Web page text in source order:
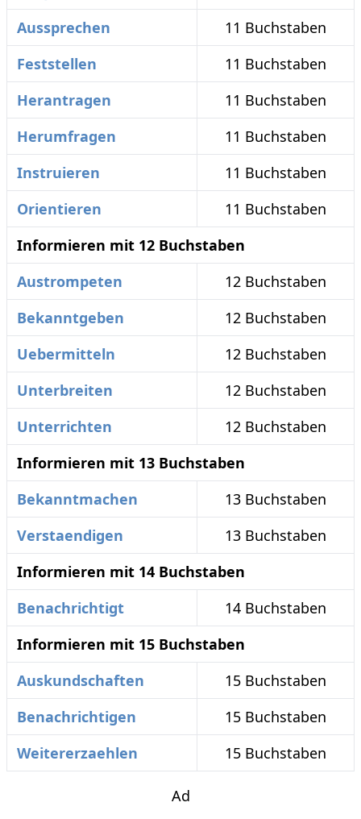
Aussprechen
11 Buchstaben
Feststellen
11 Buchstaben
Herantragen
11 Buchstaben
Herumfragen
11 Buchstaben
Instruieren
11 Buchstaben
Orientieren
11 Buchstaben
Informieren mit 12 Buchstaben
Austrompeten
12 Buchstaben
Bekanntgeben
12 Buchstaben
Uebermitteln
12 Buchstaben
Unterbreiten
12 Buchstaben
Unterrichten
12 Buchstaben
Informieren mit 13 Buchstaben
Bekanntmachen
13 Buchstaben
Verstaendigen
13 Buchstaben
Informieren mit 14 Buchstaben
Benachrichtigt
14 Buchstaben
Informieren mit 15 Buchstaben
Auskundschaften
15 Buchstaben
Benachrichtigen
15 Buchstaben
Weitererzaehlen
15 Buchstaben
Ad